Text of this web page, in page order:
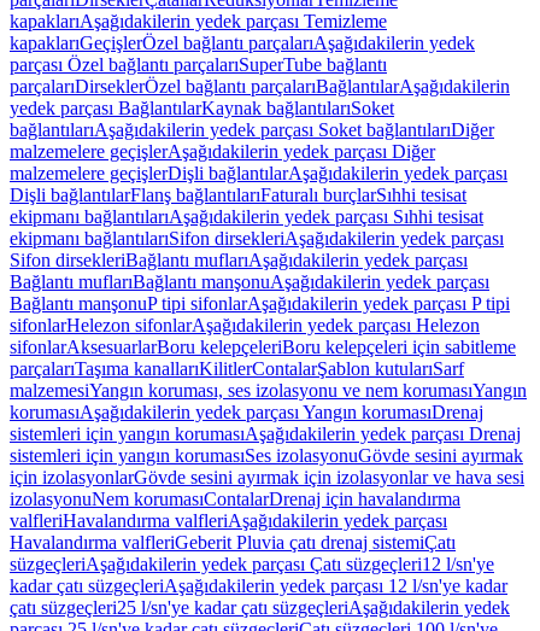
kapaklarıAşağıdakilerin yedek parçası Temizleme
kapaklarıGeçişlerÖzel bağlantı parçalarıAşağıdakilerin yedek
parçası Özel bağlantı parçalarıSuperTube bağlantı
parçalarıDirseklerÖzel bağlantı parçalarıBağlantılarAşağıdakilerin
yedek parçası BağlantılarKaynak bağlantılarıSoket
bağlantılarıAşağıdakilerin yedek parçası Soket bağlantılarıDiğer
malzemelere geçişlerAşağıdakilerin yedek parçası Diğer
malzemelere geçişlerDişli bağlantılarAşağıdakilerin yedek parçası
Dişli bağlantılarFlanş bağlantılarıFaturalı burçlarSıhhi tesisat
ekipmanı bağlantılarıAşağıdakilerin yedek parçası Sıhhi tesisat
ekipmanı bağlantılarıSifon dirsekleriAşağıdakilerin yedek parçası
Sifon dirsekleriBağlantı muflarıAşağıdakilerin yedek parçası
Bağlantı muflarıBağlantı manşonuAşağıdakilerin yedek parçası
Bağlantı manşonuP tipi sifonlarAşağıdakilerin yedek parçası P tipi
sifonlarHelezon sifonlarAşağıdakilerin yedek parçası Helezon
sifonlarAksesuarlarBoru kelepçeleriBoru kelepçeleri için sabitleme
parçalarıTaşıma kanallarıKilitlerContalarŞablon kutularıSarf
malzemesiYangın koruması, ses izolasyonu ve nem korumasıYangın
korumasıAşağıdakilerin yedek parçası Yangın korumasıDrenaj
sistemleri için yangın korumasıAşağıdakilerin yedek parçası Drenaj
sistemleri için yangın korumasıSes izolasyonuGövde sesini ayırmak
için izolasyonlarGövde sesini ayırmak için izolasyonlar ve hava sesi
izolasyonuNem korumasıContalarDrenaj için havalandırma
valfleriHavalandırma valfleriAşağıdakilerin yedek parçası
Havalandırma valfleriGeberit Pluvia çatı drenaj sistemiÇatı
süzgeçleriAşağıdakilerin yedek parçası Çatı süzgeçleri12 l/sn'ye
kadar çatı süzgeçleriAşağıdakilerin yedek parçası 12 l/sn'ye kadar
çatı süzgeçleri25 l/sn'ye kadar çatı süzgeçleriAşağıdakilerin yedek